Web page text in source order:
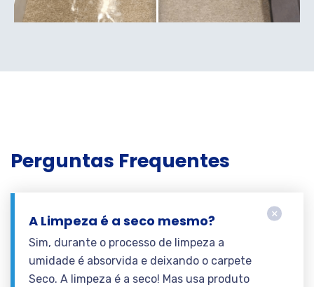
Perguntas Frequentes
A Limpeza é a seco mesmo?
Sim, durante o processo de limpeza a
umidade é absorvida e deixando o carpete
Seco. A limpeza é a seco! Mas usa produto